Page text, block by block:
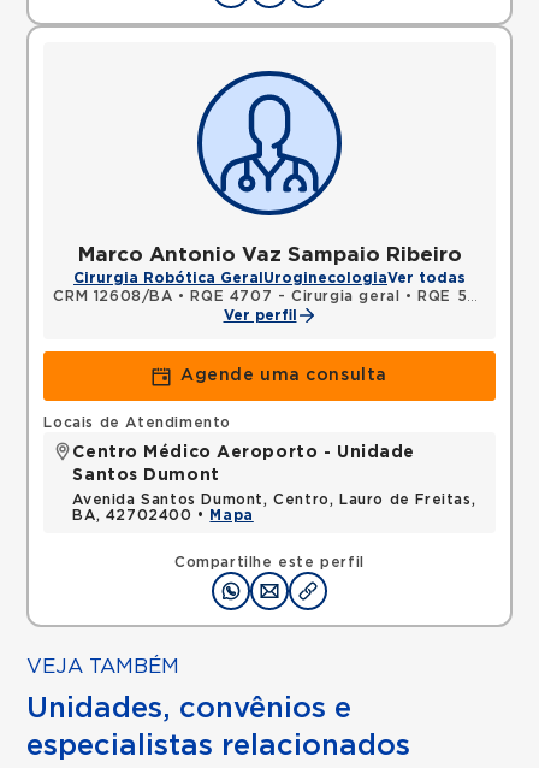
Marco Antonio Vaz Sampaio Ribeiro
Cirurgia Robótica Geral UroginecologiaVer todas
CRM 12608/BA • RQE 4707 - Cirurgia geral •
RQE 5009 - Urologia
Ver perfil
Agende uma consulta
Compartilhe este perfil
Locais de Atendimento
Centro Médico Aeroporto - Unidade
Santos Dumont
Avenida Santos Dumont, Centro, Lauro de Freitas,
BA, 42702400 •
Mapa
VEJA TAMBÉM
Unidades, convênios e
especialistas relacionados